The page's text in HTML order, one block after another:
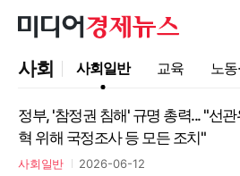
사회 사회일반 교육 노동
정부, '참정권 침해' 규명 총력... "선관
혁 위해 국정조사 등 모든 조치"
사회일반 2026-06-12